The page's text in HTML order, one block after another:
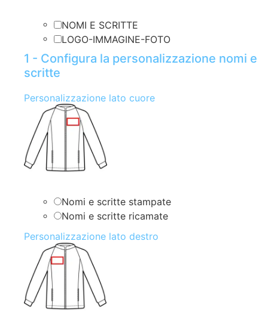
NOMI E SCRITTE
LOGO-IMMAGINE-FOTO
1 - Configura la personalizzazione nomi e
scritte
Personalizzazione lato cuore
Nomi e scritte stampate
Nomi e scritte ricamate
Personalizzazione lato destro